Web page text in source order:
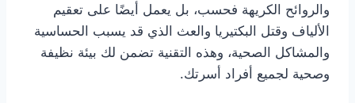
والروائح الكريهة فحسب، بل يعمل أيضًا على تعقيم
الألياف وقتل البكتيريا والعث الذي قد يسبب الحساسية
والمشاكل الصحية، وهذه التقنية تضمن لك بيئة نظيفة
وصحية لجميع أفراد أسرتك.